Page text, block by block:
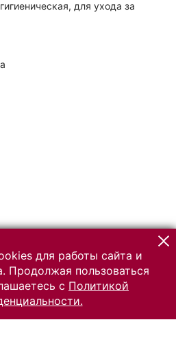
для ухода за
для работы сайта и
Продолжая пользоваться
с Политикой